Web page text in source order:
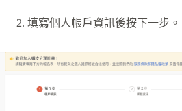
填寫個人帳戶資訊後按下一步。